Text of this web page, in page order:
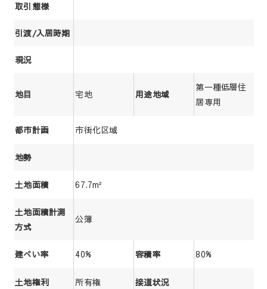
取引態様
引渡/入居時期
現況
地目 宅地 用途地域
第一種低層住
居専用
都市計画 市街化区域
地勢
土地面積 67.7m²
土地面積計測
方式
公簿
建ぺい率 40% 容積率 80%
土地権利 所有権 接道状況